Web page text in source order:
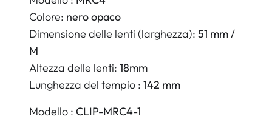
Colore: nero opaco
Dimensione delle lenti (larghezza): 51 mm /
M
Altezza delle lenti: 18mm
Lunghezza del tempio : 142 mm
Modello : CLIP-MRC4-1